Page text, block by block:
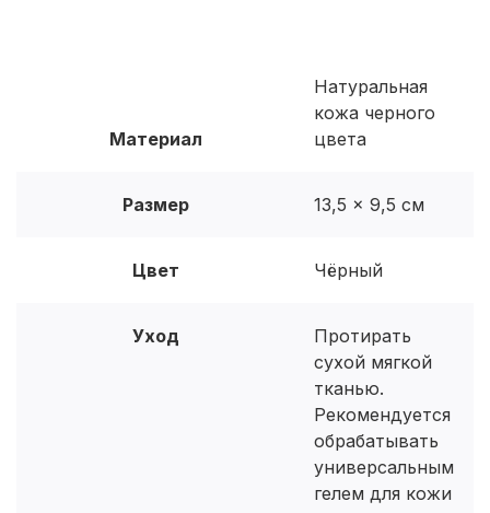
Материал
Натуральная
кожа черного
цвета
Размер 13,5 × 9,5 см
Цвет Чёрный
Уход
Протирать
сухой мягкой
тканью.
Рекомендуется
обрабатывать
универсальным
гелем для кожи